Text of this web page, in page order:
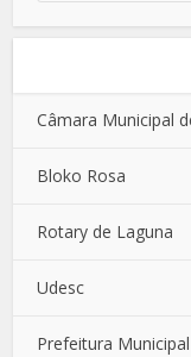
Câmara Municipal
Bloko Rosa
Rotary de Laguna
Udesc
Prefeitura